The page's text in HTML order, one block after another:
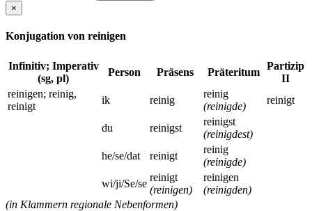
×
Konjugation von reinigen
Infinitiv; Imperativ
(sg, pl)
Person Präsens Präteritum
Partizip
II
reinigen; reinig,
reinigt
ik reinig
reinig
(reinigde)
reinigt
du reinigst
reinigst
(reinigdest)
he/se/dat
reinigt
reinig
(reinigde)
wi/ji/Se/se
reinigt
(reinigen)
reinigen
(reinigden)
(in Klammern regionale Nebenformen)